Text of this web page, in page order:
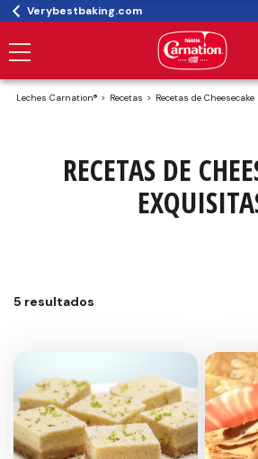
Verybestbaking.com
Leches Carnation® Recetas Recetas de Cheesecake
RECETAS DE
5 resultados